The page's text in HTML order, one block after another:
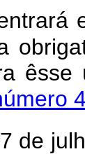
de